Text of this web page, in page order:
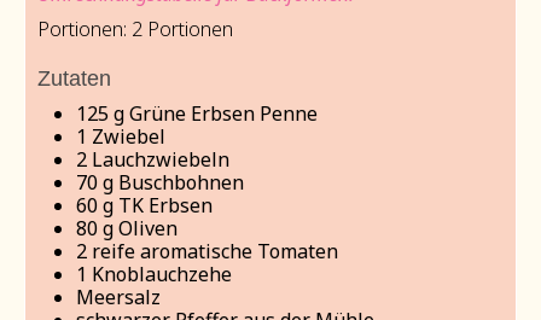
Portionen: 2 Portionen
Zutaten
125gGrüne Erbsen Penne
1 Zwiebel
2 Lauchzwiebeln
70g Buschbohnen
60g TK Erbsen
80gOliven
2 reife aromatische Tomaten
1 Knoblauchzehe
Meersalz